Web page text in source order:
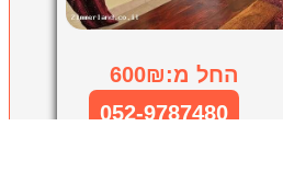
החל מ:600₪
052-9787480